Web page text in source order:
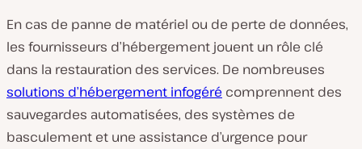
En cas de panne de matériel ou de perte de données,
les fournisseurs d’hébergement jouent un rôle clé
dans la restauration des services. De nombreuses
solutions d’hébergement infogéré comprennent des
sauvegardes automatisées, des systèmes de
basculement et une assistance d’urgence pour